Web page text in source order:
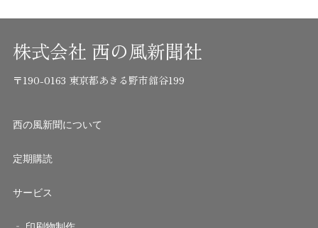
株式会社 西の風新聞社
〒190-0163 東京都あきる野市舘谷199
西の風新聞について
定期購読
サービス